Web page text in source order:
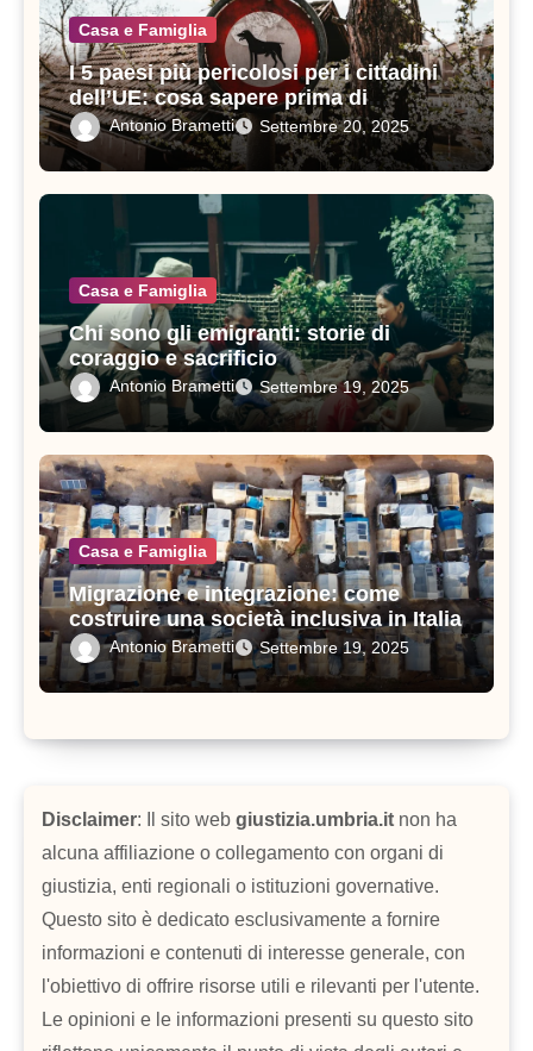
Casa e Famiglia
I 5 paesi più pericolosi per i cittadini
dell’UE: cosa sapere prima di
viaggiare
Antonio Brametti Settembre 20, 2025
Casa e Famiglia
Chi sono gli emigranti: storie di
coraggio e sacrificio
Antonio Brametti Settembre 19, 2025
Casa e Famiglia
Migrazione e integrazione: come
costruire una società inclusiva in Italia
Antonio Brametti Settembre 19, 2025
Disclaimer: Il sito web giustizia.umbria.it non ha
alcuna affiliazione o collegamento con organi di
giustizia, enti regionali o istituzioni governative.
Questo sito è dedicato esclusivamente a fornire
informazioni e contenuti di interesse generale, con
l'obiettivo di offrire risorse utili e rilevanti per l'utente.
Le opinioni e le informazioni presenti su questo sito